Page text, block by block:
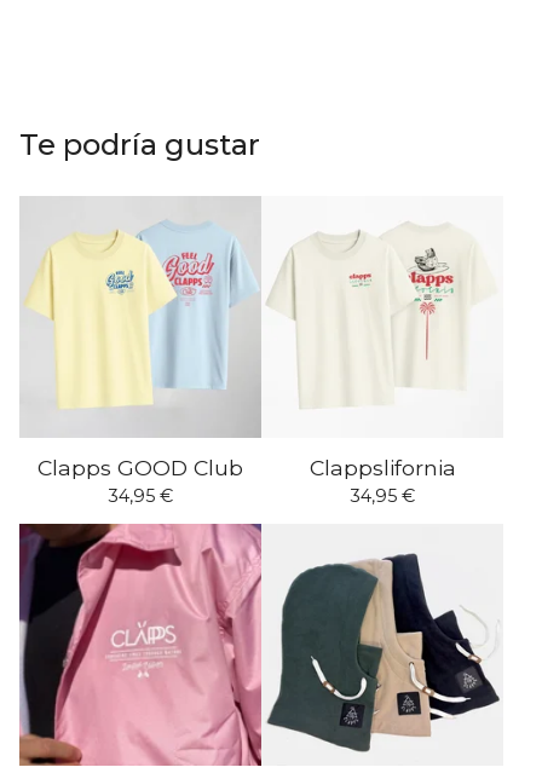
Te podría gustar
Clapps GOOD Club
34,95 €
Clappslifornia
34,95 €